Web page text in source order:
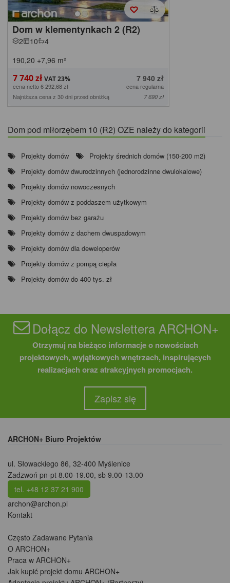
Dom w klementynkach 2 (R2)
2 10
4
190,20 +7,96 m²
7 740 zł 7 940 zł
cena netto 6 292,68 zł
cena regularna
Najniższa cena z 30 dni przed obniżką
7 690 zł
Dom pod miłorzębem 10 (R2) OZE należy do kategorii
Projekty domów
Projekty średnich domów (150-200 m2)
Projekty domów dwurodzinnych (jednorodzinne dwulokalowe)
Projekty domów nowoczesnych
Projekty domów z poddaszem użytkowym
Projekty domów bez garażu
Projekty domów z dachem dwuspadowym
Projekty domów dla deweloperów
Projekty domów z pompą ciepła
Projekty domów do 400 tys. zł
Dołącz do Newslettera ARCHON+
Otrzymuj na bieżąco informacje o nowościach
projektowych, wyjątkowych wnętrzach, inspirujących
realizacjach oraz atrakcyjnych promocjach.
Zapisz się
ARCHON+ Biuro Projektów
ul. Słowackiego 86, 32-400 Myślenice
Zadzwoń pn-pt 8.00-19.00, sb 9.00-13.00
tel. +48 12 37 21 900
archon@archon.pl
Kontakt
Często Zadawane Pytania
O ARCHON+
Praca w ARCHON+
Jak kupić projekt domu ARCHON+